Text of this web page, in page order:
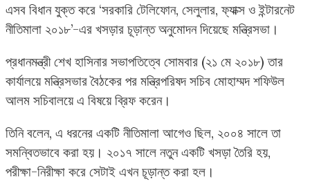
এসব বিধান যুক্ত করে ‘সরকারি টেলিফোন, সেলুলার, ফ্যাক্স ও ইন্টারনেট
নীতিমালা ২০১৮’-এর খসড়ার চূড়ান্ত অনুমোদন দিয়েছে মন্ত্রিসভা।
প্রধানমন্ত্রী শেখ হাসিনার সভাপতিত্বে সোমবার (২১ মে ২০১৮) তার
কার্যালয়ে মন্ত্রিসভার বৈঠকের পর মন্ত্রিপরিষদ সচিব মোহাম্মদ শফিউল
আলম সচিবালয়ে এ বিষয়ে ব্রিফ করেন।
তিনি বলেন, এ ধরনের একটি নীতিমালা আগেও ছিল, ২০০৪ সালে তা
সমন্বিতভাবে করা হয়। ২০১৭ সালে নতুন একটি খসড়া তৈরি হয়,
পরীক্ষা-নিরীক্ষা করে সেটাই এখন চূড়ান্ত করা হল।